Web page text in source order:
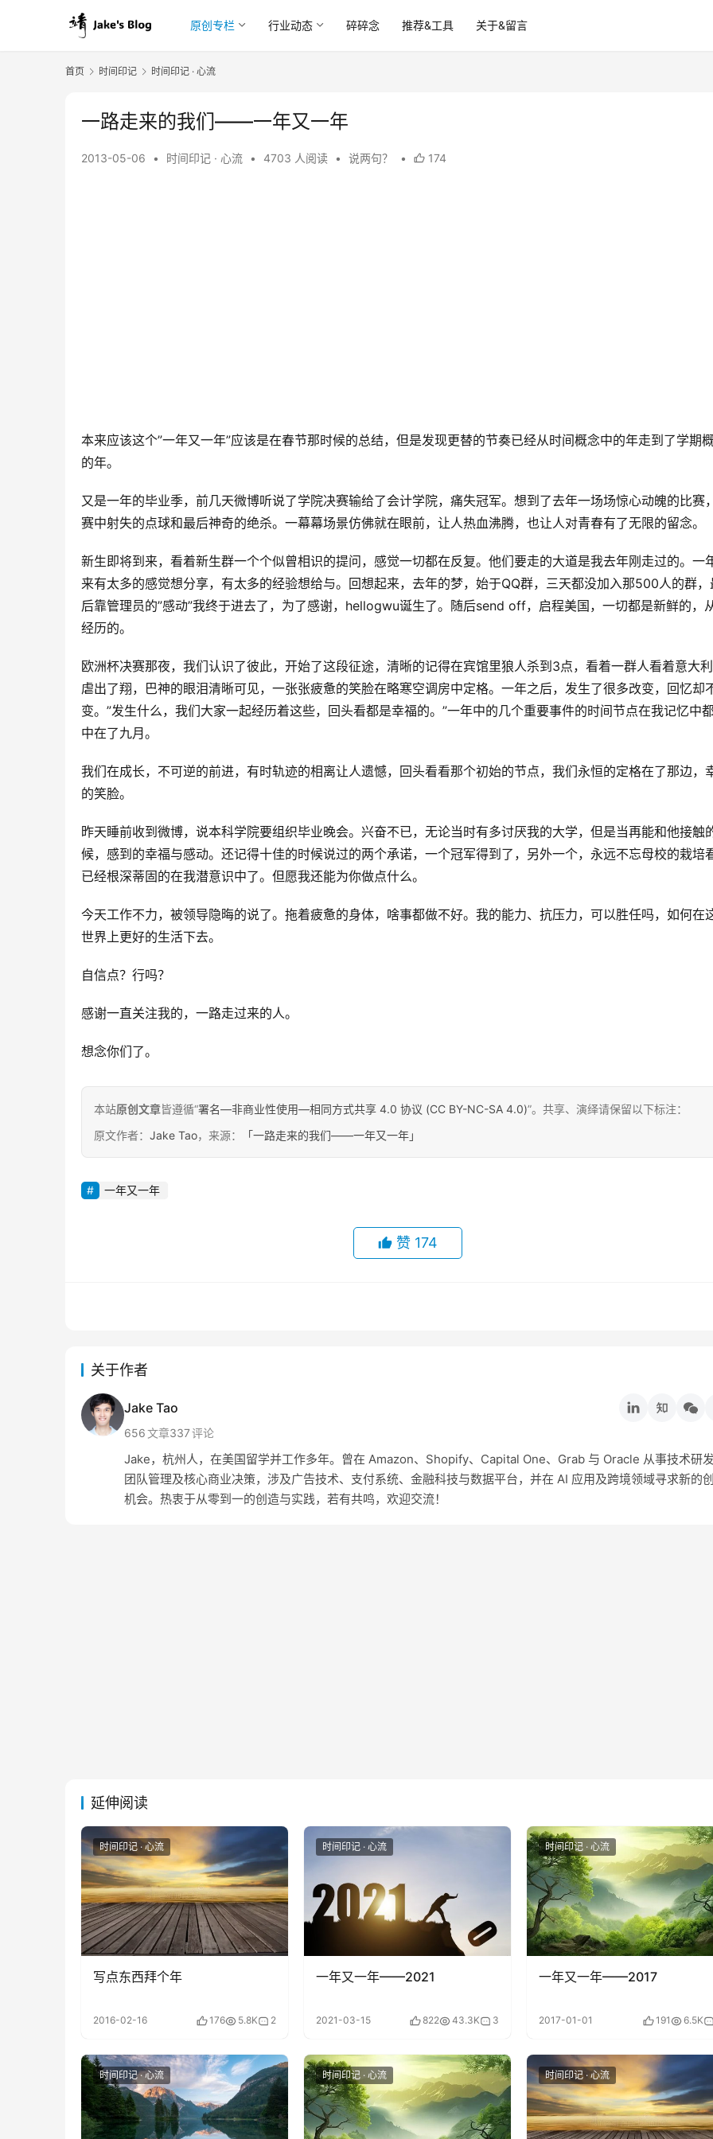
原创专栏 行业动态 碎碎念 推荐&工具 关于&留言
首页 时间印记 时间印记 · 心流
一路走来的我们——一年又一年
2013-05-06 • 时间印记 · 心流 • 4703 人阅读 • 说两句？ • 174
本来应该这个”一年又一年”应该是在春节那时候的总结，但是发现更替的节奏已经从时间概念中的年走到了学期
的年。
又是一年的毕业季，前几天微博听说了学院决赛输给了会计学院，痛失冠军。想到了去年一场场惊心动魄的比赛
赛中射失的点球和最后神奇的绝杀。一幕幕场景仿佛就在眼前，让人热血沸腾，也让人对青春有了无限的留念。
新生即将到来，看着新生群一个个似曾相识的提问，感觉一切都在反复。他们要走的大道是我去年刚走过的。一
来有太多的感觉想分享，有太多的经验想给与。回想起来，去年的梦，始于QQ群，三天都没加入那500人的群，
后靠管理员的”感动”我终于进去了，为了感谢，hellogwu诞生了。随后send off，启程美国，一切都是新鲜的，
经历的。
欧洲杯决赛那夜，我们认识了彼此，开始了这段征途，清晰的记得在宾馆里狼人杀到3点，看着一群人看着意大
虐出了翔，巴神的眼泪清晰可见，一张张疲惫的笑脸在略寒空调房中定格。一年之后，发生了很多改变，回忆却
变。”发生什么，我们大家一起经历着这些，回头看都是幸福的。”一年中的几个重要事件的时间节点在我记忆中
中在了九月。
我们在成长，不可逆的前进，有时轨迹的相离让人遗憾，回头看看那个初始的节点，我们永恒的定格在了那边，
的笑脸。
昨天睡前收到微博，说本科学院要组织毕业晚会。兴奋不已，无论当时有多讨厌我的大学，但是当再能和他接触
候，感到的幸福与感动。还记得十佳的时候说过的两个承诺，一个冠军得到了，另外一个，永远不忘母校的栽培
已经根深蒂固的在我潜意识中了。但愿我还能为你做点什么。
今天工作不力，被领导隐晦的说了。拖着疲惫的身体，啥事都做不好。我的能力、抗压力，可以胜任吗，如何在
世界上更好的生活下去。
自信点？行吗？
感谢一直关注我的，一路走过来的人。
想念你们了。
本站原创文章皆遵循“署名—非商业性使用—相同方式共享 4.0 协议 (CC BY-NC-SA 4.0)”。共享、演绎请保留以下标注：
原文作者： Jake Tao，来源： 「一路走来的我们——一年又一年」
一年又一年
赞 174
关于作者
Jake Tao
656文章337评论
Jake，杭州人，在美国留学并工作多年。曾在 Amazon、Shopify、Capital One、Grab 与 Oracle 从事技术研发
团队管理及核心商业决策，涉及广告技术、支付系统、金融科技与数据平台，并在 AI 应用及跨境领域寻求新的
机会。热衷于从零到一的创造与实践，若有共鸣，欢迎交流！
延伸阅读
时间印记 · 心流
写点东西拜个年
2016-02-16 176 5.8K 2
时间印记 · 心流
一年又一年——2021
2021-03-15 822 43.3K 3
时间印记 · 心流
一年又一年——2017
2017-01-01 191 6.5K
时间印记 · 心流 时间印记 · 心流 时间印记 · 心流